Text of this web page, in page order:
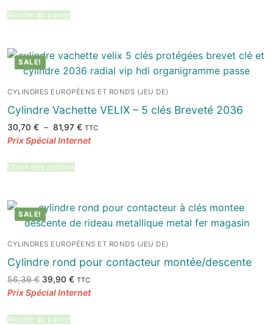
Ajouter au panier
SALE!
CYLINDRES EUROPÉENS ET RONDS (JEU DE)
Cylindre Vachette VELIX – 5 clés Breveté 2036
30,70 € – 81,97 €Plage
prix :
TTC
Choix des options
SALE!
CYLINDRES EUROPÉENS ET RONDS (JEU DE)
Cylindre rond pour contacteur montée/descente
56,39€ Le
prix
initial
39,90 €Le
actuel
TTC
Ajouter au panier